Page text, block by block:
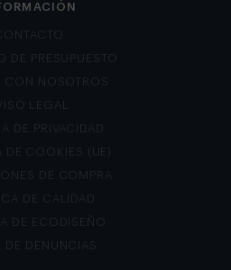
DE PRESUPUESTO
CON NOSOTROS
LEGAL
DE PRIVACIDAD
DE COOKIES (UE)
DE COMPRA
DE CALIDAD
DE ECODISEÑO
DE DENUNCIAS